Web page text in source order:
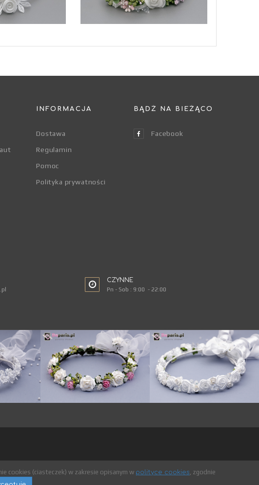
INFORMACJA
Dostawa
Regulamin
Pomoc
Polityka prywatności
BĄDŹ NA BIEŻĄCO
Facebook
CZYNNE
Pn - Sob : 9:00 - 22:00
cookies (ciasteczek) w zakresie opisanym w polityce cookies, zgodnie